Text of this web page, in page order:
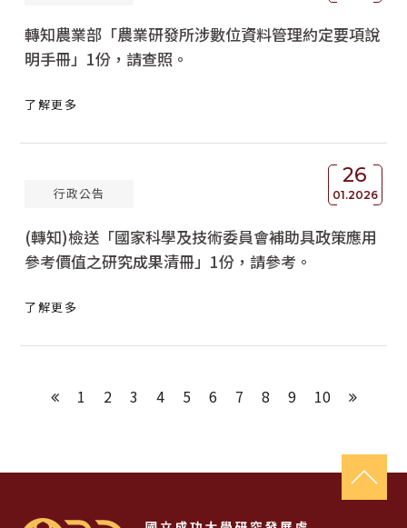
轉知農業部「農業研發所涉數位資料管理約定要項說
明手冊」1份，請查照。
了解更多
26
01.2026
行政公告
(轉知)檢送「國家科學及技術委員會補助具政策應用
參考價值之研究成果清冊」1份，請參考。
了解更多
上一頁
1 2 3 4 5 6 7 8 9 10 下一頁